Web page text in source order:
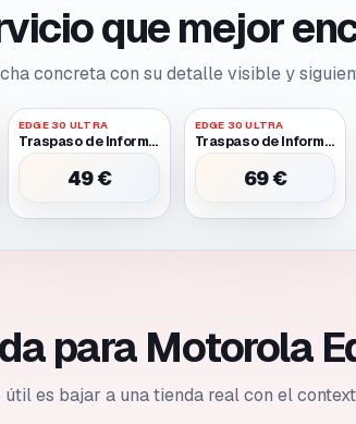
que mejor
concreta con su detalle visible y
EDGE 30 ULTRA
Traspaso de Informacion Entre Dos Moviles Funcionales
49 €
EDGE 30 ULTRA
Traspaso de Informacion Entre Dos Moviles Uno Requiere Batería O Pantalla Provisional para Encender
69 €
para Motorola
es bajar a una tienda real con el